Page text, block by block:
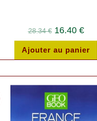
28.34€ 16.40 €
Ajouter au panier